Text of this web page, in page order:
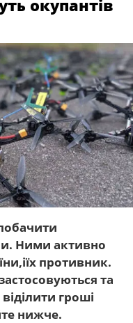
окупантів
Ними активно
противник.
та
гроші
нижче.